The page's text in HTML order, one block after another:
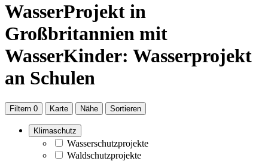
WasserProjekt in
Großbritannien mit
WasserKinder: Wasserprojekt
an Schulen
Filtern 0 Karte Nähe Sortieren
Klimaschutz
Wasserschutzprojekte
Waldschutzprojekte